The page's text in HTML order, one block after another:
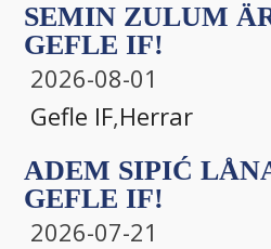
SEMIN ZULUM
GEFLE IF!
2026-08-01
Gefle IF,Herrar
ADEM SIPIĆ
GEFLE IF!
2026-07-21